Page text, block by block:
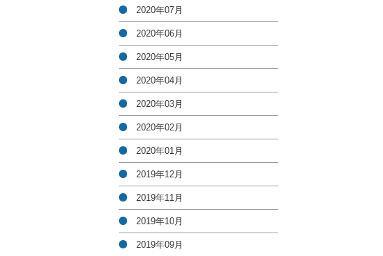
2020年07月
2020年06月
2020年05月
2020年04月
2020年03月
2020年02月
2020年01月
2019年12月
2019年11月
2019年10月
2019年09月